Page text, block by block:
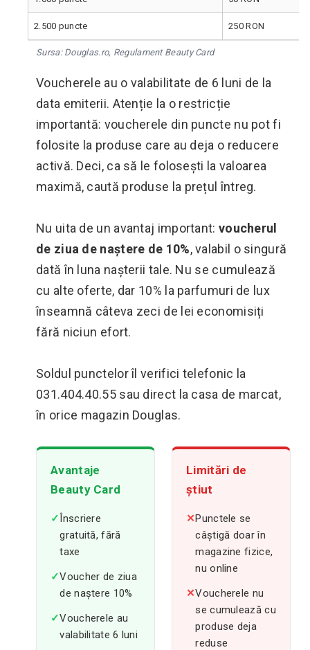
2.500 puncte 250 RON
Sursa: Douglas.ro, Regulament Beauty Card
Voucherele au o valabilitate de 6 luni de la
data emiterii. Atenție la o restricție
importantă: voucherele din puncte nu pot fi
folosite la produse care au deja o reducere
activă. Deci, ca să le folosești la valoarea
maximă, caută produse la prețul întreg.
Nu uita de un avantaj important: voucherul
de ziua de naștere de 10%, valabil o singură
dată în luna nașterii tale. Nu se cumulează
cu alte oferte, dar 10% la parfumuri de lux
înseamnă câteva zeci de lei economisiți
fără niciun efort.
Soldul punctelor îl verifici telefonic la
031.404.40.55 sau direct la casa de marcat,
în orice magazin Douglas.
Avantaje
Beauty Card
✓Înscriere
gratuită, fără
taxe
✓Voucher de ziua
de naștere 10%
✓Voucherele au
valabilitate 6 luni
Limitări de
știut
✕Punctele se
câștigă doar în
magazine fizice,
nu online
✕Voucherele nu
se cumulează cu
produse deja
reduse